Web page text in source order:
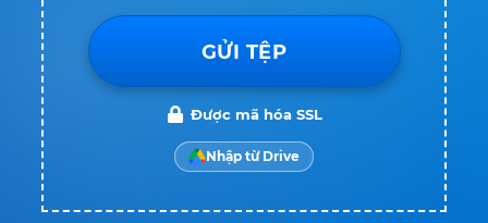
GỬI TỆP
Được mã hóa SSL
Nhập từ Drive